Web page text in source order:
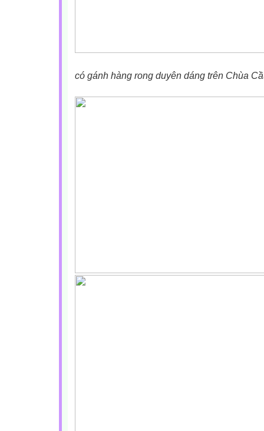
có gánh hàng rong duyên dáng trên Chùa